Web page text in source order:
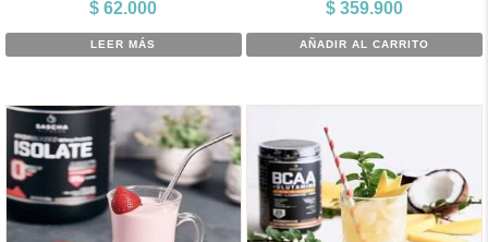
$ 62.000
LEER MÁS
$359.900
AÑADIR AL CARRITO